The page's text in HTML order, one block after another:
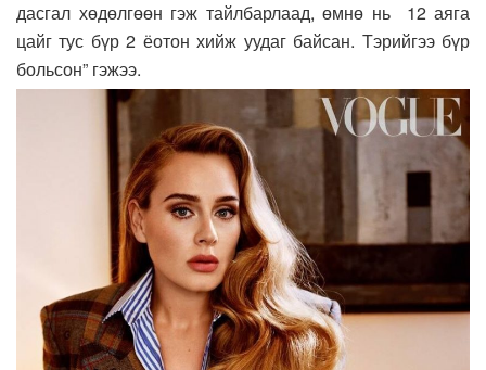
дасгал хөдөлгөөн гэж тайлбарлаад, өмнө нь 12 аяга
цайг тус бүр 2 ёотон хийж уудаг байсан. Тэрийгээ бүр
больсон” гэжээ.